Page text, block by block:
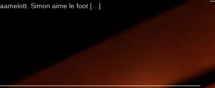
Simon aime le foot […]